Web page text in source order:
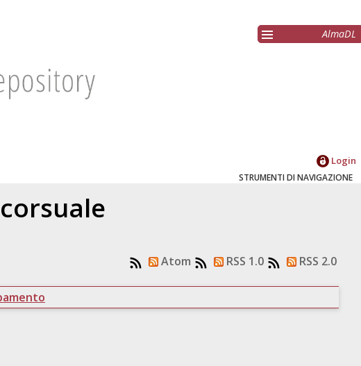
AlmaDL
Login
STRUMENTI DI NAVIGAZIONE
Atom RSS 1.0 RSS 2.0